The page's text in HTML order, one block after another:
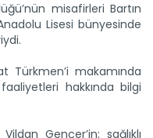
misafirleri Bartın
Lisesi bünyesinde
Türkmen’i makamında
hakkında bilgi
Gençer’in; sağlıklı